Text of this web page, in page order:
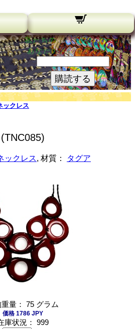
私たちのニュースレター：
あなたのメールアドレス:
購読する
ックレス
(TNC085)
ックレス, 材質： タグア
量： 75 グラム
価格 1786 JPY
庫状況： 999